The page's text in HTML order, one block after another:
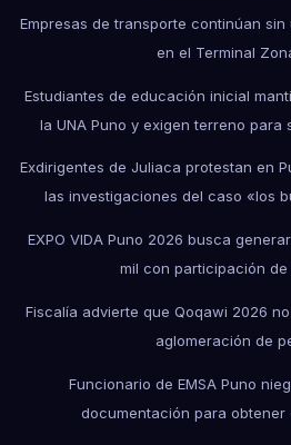
Empresas de transporte continúan
en el Terminal
Estudiantes de educación inicial
la UNA Puno y exigen terreno
Exdirigentes de Juliaca protestan en
las investigaciones del caso «los
EXPO VIDA Puno 2026 busca
mil con participación
Fiscalía advierte que Qoqawi 2026
aglomeración de
Funcionario de EMSA Puno
documentación para obtener